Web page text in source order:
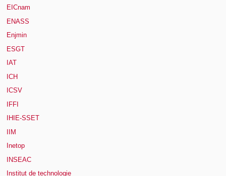
EICnam
ENASS
Enjmin
ESGT
IAT
ICH
ICSV
IFFI
IHIE-SSET
IIM
Inetop
INSEAC
Institut de technologie